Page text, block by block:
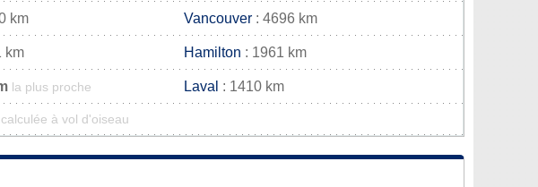
km Vancouver : 4696 km
km Hamilton : 1961 km
la plus proche Laval : 1410 km
à vol d'oiseau